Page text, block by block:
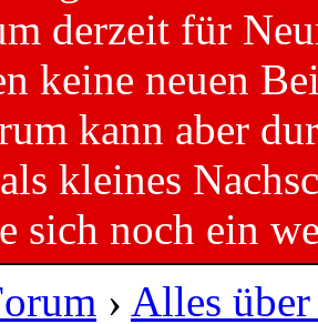
derzeit für
keine neuen
kann aber
kleines
sich noch ein
› Alles